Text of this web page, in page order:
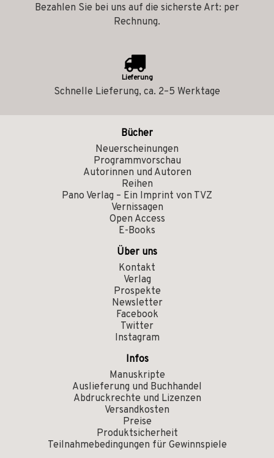
Bezahlen Sie bei uns auf die sicherste Art: per
Rechnung.
Lieferung
Schnelle Lieferung, ca. 2–5 Werktage
Bücher
Neuerscheinungen
Programmvorschau
Autorinnen und Autoren
Reihen
Pano Verlag – Ein Imprint von TVZ
Vernissagen
Open Access
E-Books
Über uns
Kontakt
Verlag
Prospekte
Newsletter
Facebook
Twitter
Instagram
Infos
Manuskripte
Auslieferung und Buchhandel
Abdruckrechte und Lizenzen
Versandkosten
Preise
Produktsicherheit
Teilnahmebedingungen für Gewinnspiele